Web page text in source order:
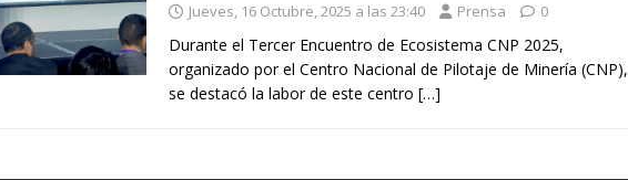
Jueves, 16 Octubre, 2025 a las 23:40 Prensa 0
Durante el Tercer Encuentro de Ecosistema CNP 2025,
organizado por el Centro Nacional de Pilotaje de Minería (CNP),
se destacó la labor de este centro […]